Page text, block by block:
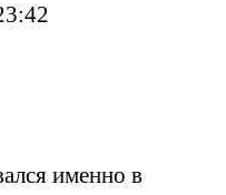
именно в